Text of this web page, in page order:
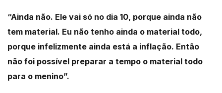
“Ainda não. Ele vai só no dia 10, porque ainda não
tem material. Eu não tenho ainda o material todo,
porque infelizmente ainda está a inflação. Então
não foi possível preparar a tempo o material todo
para o menino”.